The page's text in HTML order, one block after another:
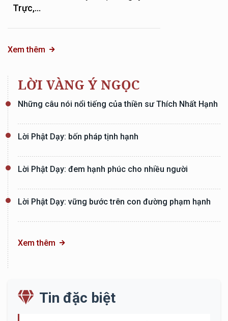
Trực,...
Xem thêm
LỜI VÀNG Ý NGỌC
Những câu nói nổi tiếng của thiền sư Thích Nhất Hạnh
Lời Phật Dạy: bốn pháp tịnh hạnh
Lời Phật Dạy: đem hạnh phúc cho nhiều người
Lời Phật Dạy: vững bước trên con đường phạm hạnh
Xem thêm
Tin đặc biệt